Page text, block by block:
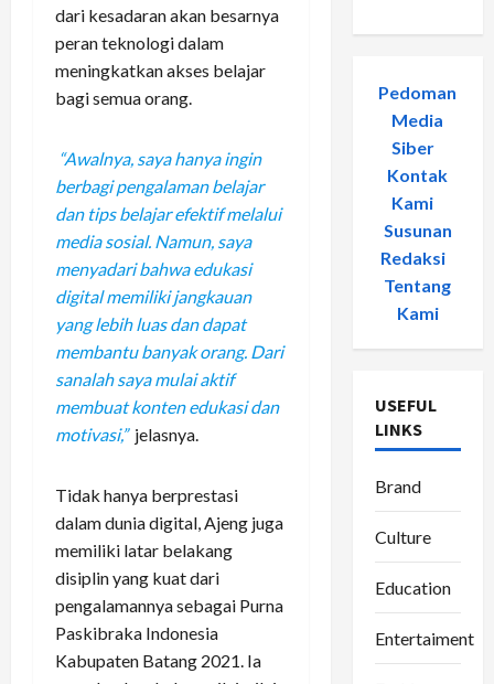
dari kesadaran akan besarnya
peran teknologi dalam
meningkatkan akses belajar
bagi semua orang.
“Awalnya, saya hanya ingin
berbagi pengalaman belajar
dan tips belajar efektif melalui
media sosial. Namun, saya
menyadari bahwa edukasi
digital memiliki jangkauan
yang lebih luas dan dapat
membantu banyak orang. Dari
sanalah saya mulai aktif
membuat konten edukasi dan
motivasi,” jelasnya.
Tidak hanya berprestasi
dalam dunia digital, Ajeng juga
memiliki latar belakang
disiplin yang kuat dari
pengalamannya sebagai Purna
Paskibraka Indonesia
Kabupaten Batang 2021. Ia
Pedoman
Media
Siber-
Kontak
Kami
Susunan
Redaksi-
Tentang
Kami
USEFUL
LINKS
Brand
Culture
Education
Entertaiment